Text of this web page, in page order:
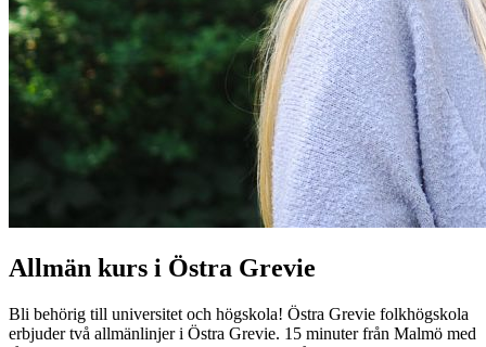
Allmän kurs i Östra Grevie
Bli behörig till universitet och högskola! Östra Grevie folkhögskola
erbjuder två allmänlinjer i Östra Grevie. 15 minuter från Malmö med